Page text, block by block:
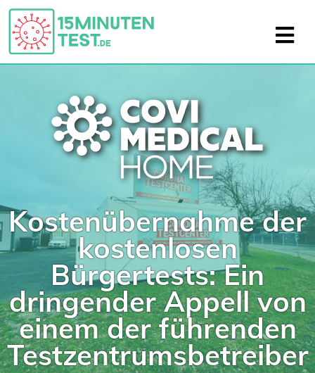
Kostenübernahme der
kostenlosen
Bürgertests: Ein
dringender Appell von
einem der führenden
Testzentrumsbetreiber